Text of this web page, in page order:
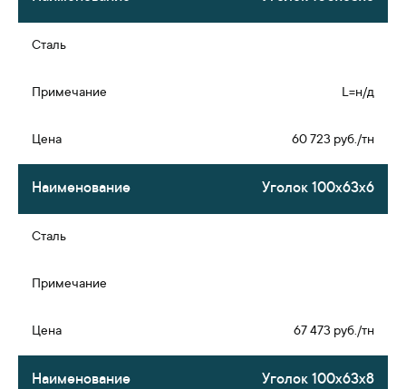
L=н/д
60 723 руб./тн
Уголок 100х63х6
67 473 руб./тн
Уголок 100х63х8